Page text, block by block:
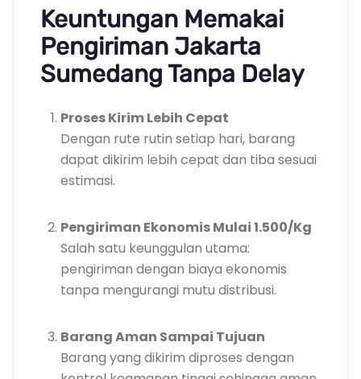
Keuntungan Memakai
Pengiriman Jakarta
Sumedang Tanpa Delay
Proses Kirim Lebih Cepat
Dengan rute rutin setiap hari, barang
dapat dikirim lebih cepat dan tiba sesuai
estimasi.
Pengiriman Ekonomis Mulai 1.500/Kg
Salah satu keunggulan utama:
pengiriman dengan biaya ekonomis
tanpa mengurangi mutu distribusi.
Barang Aman Sampai Tujuan
Barang yang dikirim diproses dengan